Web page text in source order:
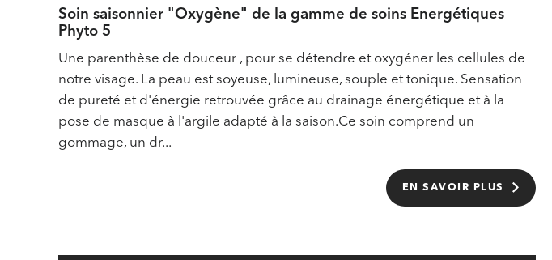
Soin saisonnier "Oxygène" de la gamme de soins Energétiques
Phyto 5
Une parenthèse de douceur , pour se détendre et oxygéner les cellules de
notre visage. La peau est soyeuse, lumineuse, souple et tonique. Sensation
de pureté et d'énergie retrouvée grâce au drainage énergétique et à la
pose de masque à l'argile adapté à la saison.Ce soin comprend un
gommage, un dr...
EN SAVOIR PLUS